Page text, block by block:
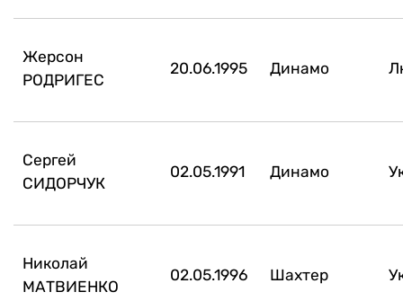
Жерсон
РОДРИГЕС
20.06.1995 Динамо
Сергей
СИДОРЧУК
02.05.1991 Динамо
Николай
МАТВИЕНКО
02.05.1996 Шахтер